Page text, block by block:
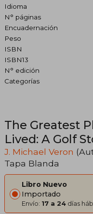
Idioma
N° páginas
Encuadernación
Peso
ISBN
ISBN13
N° edición
Categorías
The Greatest
Lived: A Golf
J. Michael Veron
Tapa Blanda
Libro Nuevo
Importado
Envío: 17 a 24 días háb.